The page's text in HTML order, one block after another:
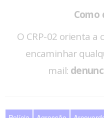
Como
O CRP-02 orienta a
encaminhar
mail: